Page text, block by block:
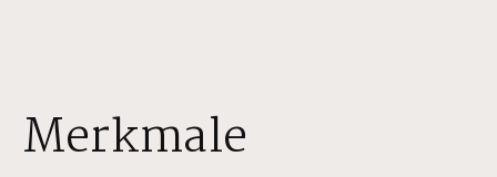
Merkmale